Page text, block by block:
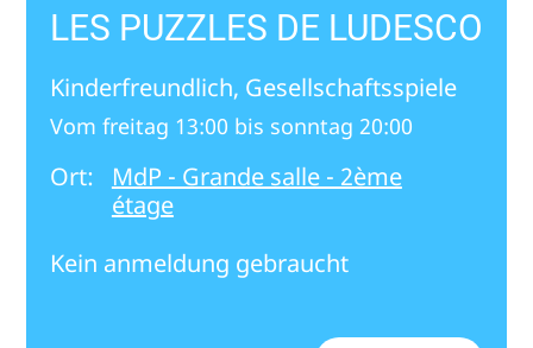
LES PUZZLES DE LUDESCO
Kinderfreundlich, Gesellschaftsspiele
Vom freitag 13:00 bis sonntag 20:00
Ort:
MdP - Grande salle - 2ème
étage
Kein anmeldung gebraucht